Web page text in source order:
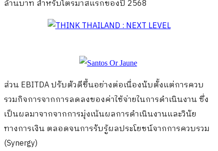
ล้านบาท สำหรับไตรมาสแรกของปี 2568
ส่วน EBITDA ปรับตัวดีขึ้นอย่างต่อเนื่องนับตั้งแต่การควบ
รวมกิจการจากการลดลงของค่าใช้จ่ายในการดำเนินงาน ซึ่ง
เป็นผลมาจากจากการมุ่งเน้นผลการดำเนินงานและวินัย
ทางการเงิน ตลอดจนการรับรู้ผลประโยชน์จากการควบรวม
(Synergy)